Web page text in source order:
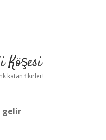
Köşesi
katan fikirler!
gelir